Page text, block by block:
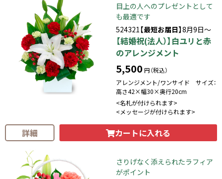
目上の人へのプレゼントとして
も最適です
524321【最短お届日】8月9日～
【結婚祝(法人）】白ユリと赤
のアレンジメント
5,500 円（税込）
アレンジメント/ワンサイド サイズ：
高さ42×幅30×奥行20cm
<名札が付けられます>
<メッセージが付けられます>
詳細 カートに入れる
さりげなく添えられたラフィア
がポイント